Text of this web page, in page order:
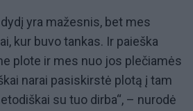
yra mažesnis, bet mes
kur buvo tankas. Ir paieška
plote ir mes nuo jos plečiamės
narai pasiskirstė plotą į tam
su tuo dirba“, – nurodė